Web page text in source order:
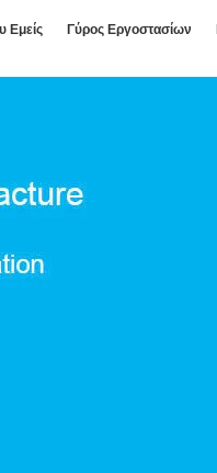
Εμείς Γύρος Εργοστασίων